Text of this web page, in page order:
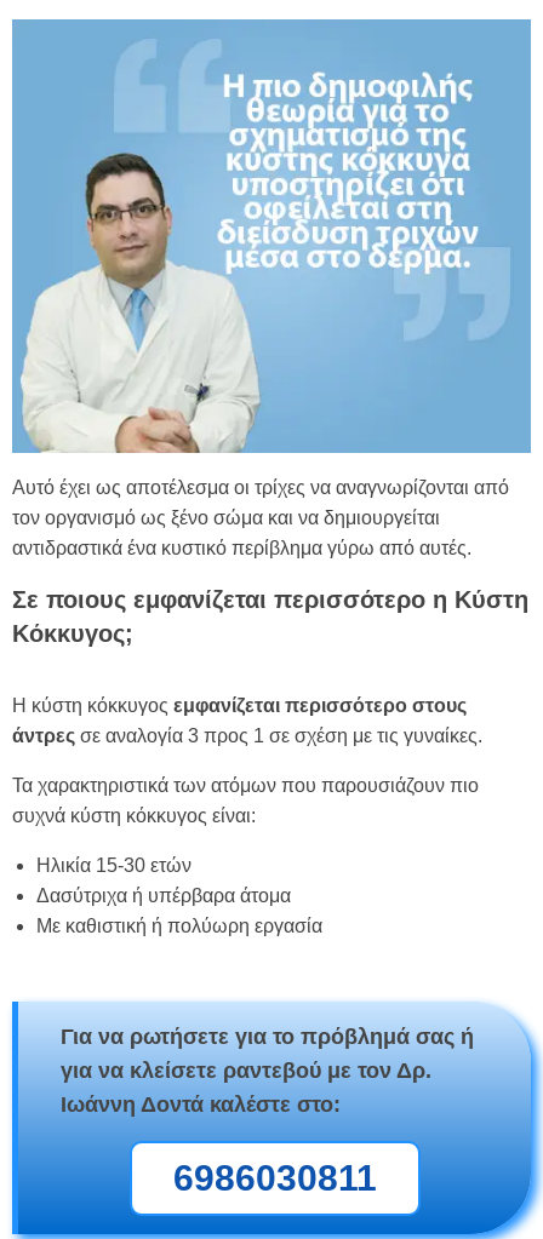
Αυτό έχει ως αποτέλεσμα οι τρίχες να αναγνωρίζονται από
τον οργανισμό ως ξένο σώμα και να δημιουργείται
αντιδραστικά ένα κυστικό περίβλημα γύρω από αυτές.
Σε ποιους εμφανίζεται περισσότερο η Κύστη
Κόκκυγος;
Η κύστη κόκκυγος εμφανίζεται περισσότερο στους
άντρες σε αναλογία 3 προς 1 σε σχέση με τις γυναίκες.
Τα χαρακτηριστικά των ατόμων που παρουσιάζουν πιο
συχνά κύστη κόκκυγος είναι:
Ηλικία 15-30 ετών
Δασύτριχα ή υπέρβαρα άτομα
Με καθιστική ή πολύωρη εργασία
Για να ρωτήσετε για το πρόβλημά σας ή
για να κλείσετε ραντεβού με τον Δρ.
Ιωάννη Δοντά καλέστε στο:
6986030811